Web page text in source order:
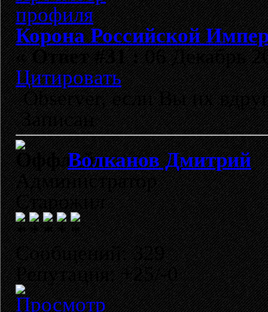
Корона Российской
«Ответ #31 :06 Декабрь
Цитировать
Observer, если Вы их
Записан
Волканов Дмитрий
Администратор
Старожил
Сообщений: 329
Репутация: +25/-0